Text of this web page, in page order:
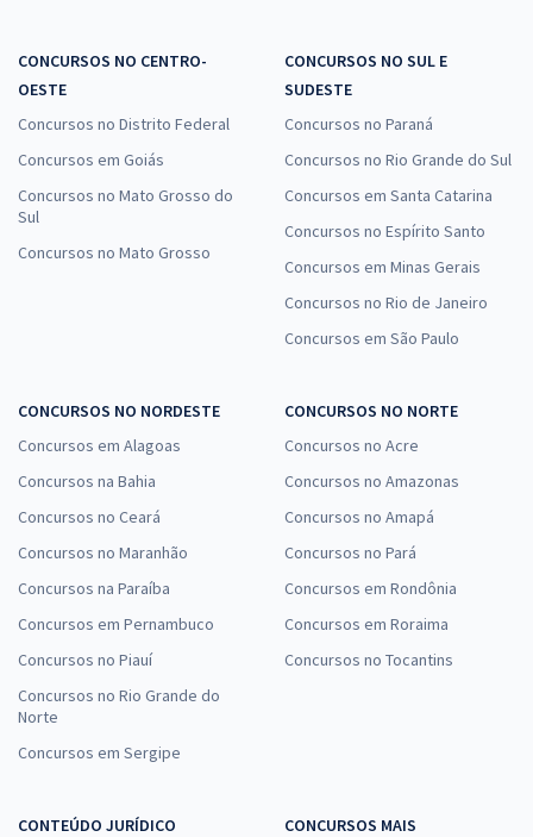
CONCURSOS NO CENTRO-
OESTE
Concursos no Distrito Federal
Concursos em Goiás
Concursos no Mato Grosso do
Sul
Concursos no Mato Grosso
CONCURSOS NO SUL E
SUDESTE
Concursos no Paraná
Concursos no Rio Grande do Sul
Concursos em Santa Catarina
Concursos no Espírito Santo
Concursos em Minas Gerais
Concursos no Rio de Janeiro
Concursos em São Paulo
CONCURSOS NO NORDESTE
Concursos em Alagoas
Concursos na Bahia
Concursos no Ceará
Concursos no Maranhão
Concursos na Paraíba
Concursos em Pernambuco
Concursos no Piauí
Concursos no Rio Grande do
Norte
Concursos em Sergipe
CONCURSOS NO NORTE
Concursos no Acre
Concursos no Amazonas
Concursos no Amapá
Concursos no Pará
Concursos em Rondônia
Concursos em Roraima
Concursos no Tocantins
CONTEÚDO JURÍDICO
CONCURSOS MAIS